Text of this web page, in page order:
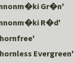
Gr�n'
R�d'
Evergreen'